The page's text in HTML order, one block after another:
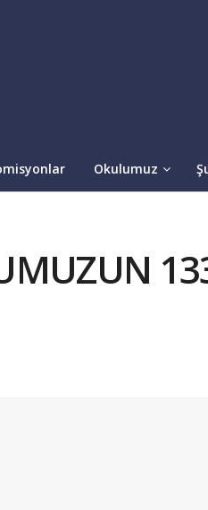
Okulumuz